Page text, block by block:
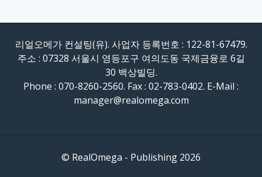
리얼오메가 컨설팅(유). 사업자 등록번호 : 122-81-67479.
주소 : 07328 서울시 영등포구 여의도동 국제금융로 6길
30 백상빌딩.
Phone : 070-8260-2560. Fax : 02-783-0402. E-Mail :
manager@realomega.com
© RealOmega - Publishing 2026